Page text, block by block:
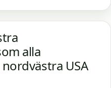
alla
USA